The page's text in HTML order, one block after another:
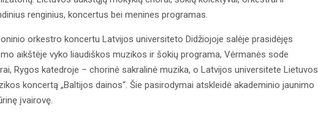
renginius, koncertus bei menines programas.
orkestro koncertu Latvijos universiteto Didžiojoje salėje prasidėjęs
aikštėje vyko liaudiškos muzikos ir šokių programa, Vėrmanės sode
Rygos katedroje – chorinė sakralinė muzika, o Latvijos universitete Lietuvos
koncertą „Baltijos dainos“. Šie pasirodymai atskleidė akademinio jaunimo
įvairovę.